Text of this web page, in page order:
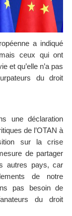
a indiqué
ceux qui ont
et qu’elle n’a pas
du droit
une déclaration
de l’OTAN à
sur la crise
de partager
autres pays, car
de notre
pas besoin de
du droit